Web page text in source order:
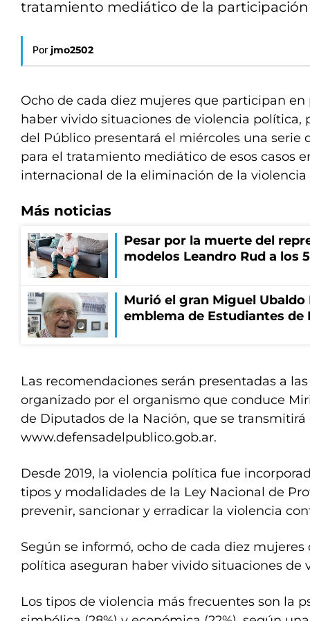
tratamiento mediático de la
Por jmo2502
Ocho de cada diez mujeres que participan
haber vivido situaciones de violencia política,
del Público presentará el miércoles una serie
para el tratamiento mediático de esos casos
internacional de la eliminación de la violencia
Más noticias
Pesar por la muerte del
modelos Leandro Rud a los
Murió el gran Miguel
emblema de Estudiantes de
Las recomendaciones serán presentadas a
organizado por el organismo que conduce
de Diputados de la Nación, que se
www.defensadelpublico.gob.ar.
Desde 2019, la violencia política fue
tipos y modalidades de la Ley Nacional de
prevenir, sancionar y erradicar la violencia
Según se informó, ocho de cada diez
política aseguran haber vivido situaciones de
Los tipos de violencia más frecuentes son la